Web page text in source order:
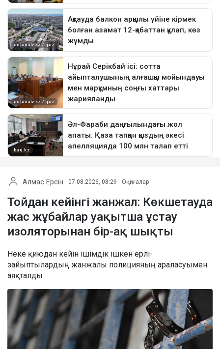
Алмас Ерсін 07.08.2026, 08:29 Оқиғалар
Тойдан кейінгі жанжал: Көкшетауда
жас жұбайлар уақытша ұстау
изоляторынан бір-ақ шықты
Неке қиюдан кейін ішімдік ішкен ерлі-
зайыптылардың жанжалы полицияның араласуымен
аяқталды